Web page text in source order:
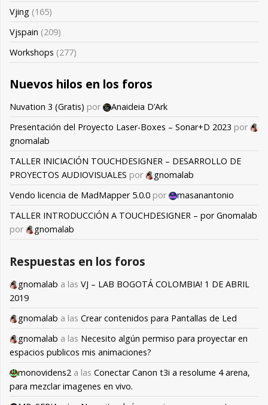
Vjing (165)
Vjspain (209)
Workshops (277)
Nuevos hilos en los foros
Nuvation 3 (Gratis) por
Anaideia D’Ark
Presentación del Proyecto Laser-Boxes – Sonar+D 2023 por
gnomalab
TALLER INICIACIÓN TOUCHDESIGNER – DESARROLLO DE
PROYECTOS AUDIOVISUALES por
gnomalab
Vendo licencia de MadMapper 5.0.0 por
masanantonio
TALLER INTRODUCCIÓN A TOUCHDESIGNER – por Gnomalab
por
gnomalab
Respuestas en los foros
gnomalab a las VJ – LAB BOGOTÁ COLOMBIA! 1 DE ABRIL
2019
gnomalab a las Crear contenidos para Pantallas de Led
gnomalab a las Necesito algún permiso para proyectar en
espacios publicos mis animaciones?
monovidens2 a las Conectar Canon t3i a resolume 4 arena,
para mezclar imagenes en vivo.